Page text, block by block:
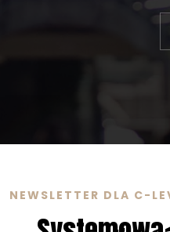
NEWSLETTER DLA C-